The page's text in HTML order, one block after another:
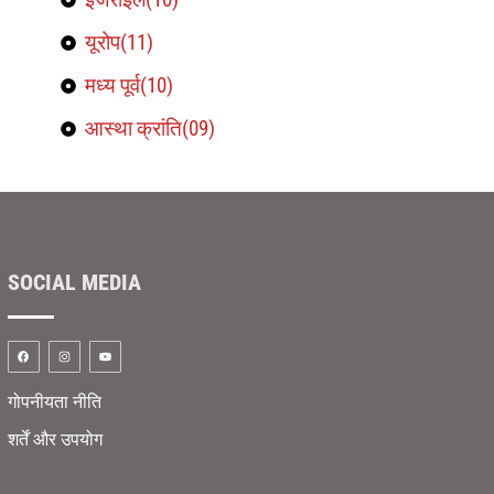
यूरोप(11)
मध्य पूर्व(10)
आस्था क्रांति(09)
SOCIAL MEDIA
गोपनीयता नीति
शर्तें और उपयोग